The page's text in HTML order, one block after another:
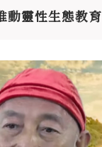
動靈性生態教育